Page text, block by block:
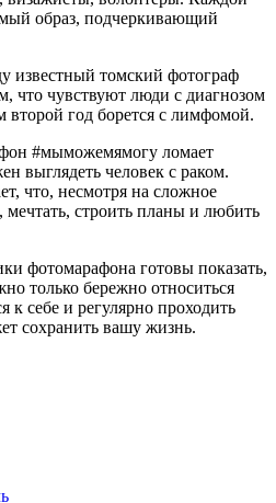
образ, подчеркивающий
известный томский фотограф
что чувствуют люди с диагнозом
второй год борется с лимфомой.
#мыможемямогу ломает
выглядеть человек с раком.
что, несмотря на сложное
мечтать, строить планы и любить
фотомарафона готовы показать,
только бережно относиться
к себе и регулярно проходить
сохранить вашу жизнь.